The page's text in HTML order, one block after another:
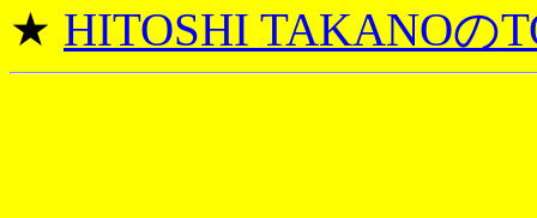
★ HITOSHI TAKANOの